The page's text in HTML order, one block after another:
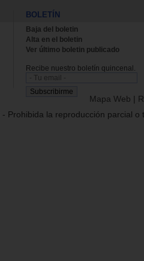
BOLETÍN
Baja del boletin
Alta en el boletin
Ver último boletin publicado
Recibe nuestro boletín quincenal.
Mapa Web |
- Prohibida la reproducción parcial o